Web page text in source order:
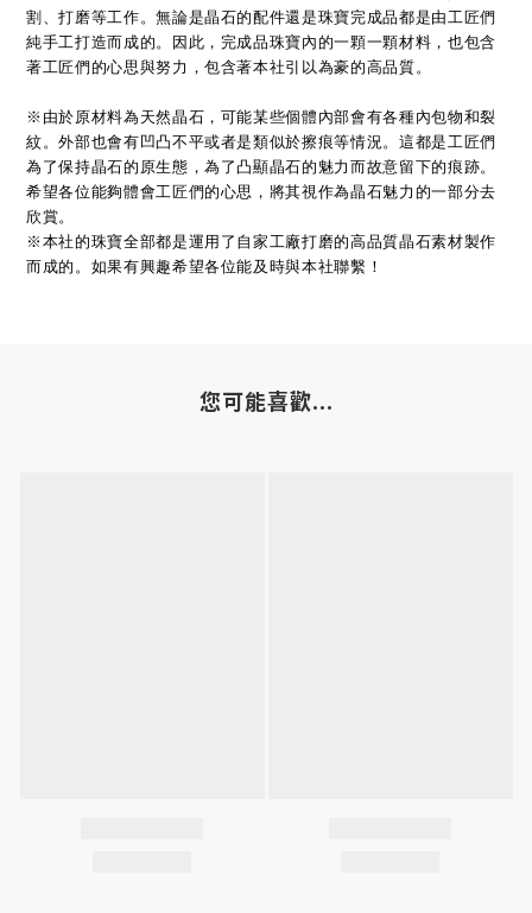
割、打磨等工作。無論是晶石的配件還是珠寶完成品都是由工匠們
純手工打造而成的。因此，完成品珠寶內的一顆一顆材料，也包含
著工匠們的心思與努力，包含著本社引以為豪的高品質。
※由於原材料為天然晶石，可能某些個體內部會有各種內包物和裂
紋。外部也會有凹凸不平或者是類似於擦痕等情況。這都是工匠們
為了保持晶石的原生態，為了凸顯晶石的魅力而故意留下的痕跡。
希望各位能夠體會工匠們的心思，將其視作為晶石魅力的一部分去
欣賞。
※本社的珠寶全部都是運用了自家工廠打磨的高品質晶石素材製作
而成的。如果有興趣希望各位能及時與本社聯繫！
您可能喜歡...